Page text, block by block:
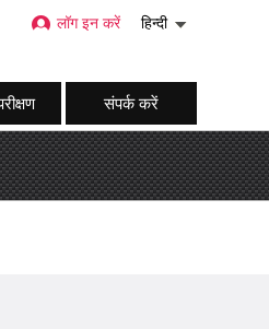
संपर्क करें
लॉग इन करें हिन्दी